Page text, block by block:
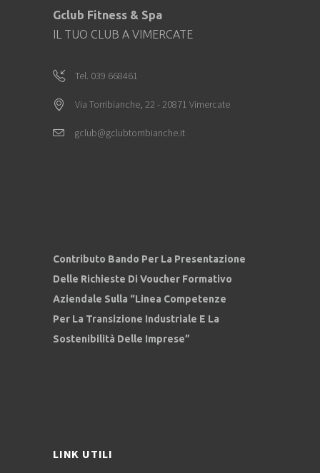
Gclub Fitness & Spa
IL TUO CLUB A VIMERCATE
Tel. 039 668461
Via Torribianche, 22 - 20871 Vimercate
gclub@gclubtorribianche.it
Contributo Bando Per La Presentazione
Delle Richieste Di Voucher Formativo
Aziendale Sulla “Linea Competenze
Per La Transizione Industriale E La
Sostenibilità Delle Imprese”
LINK UTILI